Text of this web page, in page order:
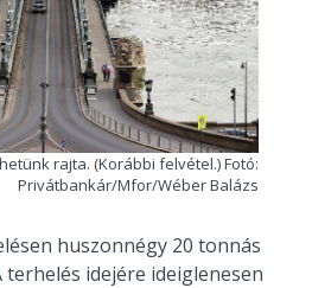
rajta. (Korábbi felvétel.) Fotó:
Privátbankár/Mfor/Wéber Balázs
huszonnégy 20 tonnás
idejére ideiglenesen